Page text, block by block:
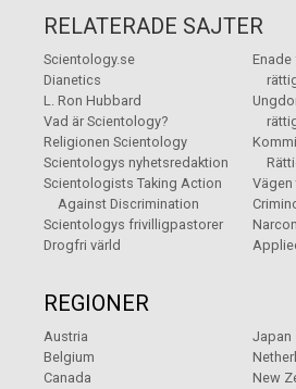
RELATERADE SAJTER
Scientology.se
Dianetics
L. Ron Hubbard
Vad är Scientology?
Religionen Scientology
Scientologys nyhetsredaktion
Scientologists Taking Action
Against Discrimination
Scientologys frivilligpastorer
Drogfri värld
Vägen
REGIONER
Austria
Belgium
Canada
Japan
New